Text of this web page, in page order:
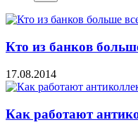
Кто из банков
17.08.2014
Как работают